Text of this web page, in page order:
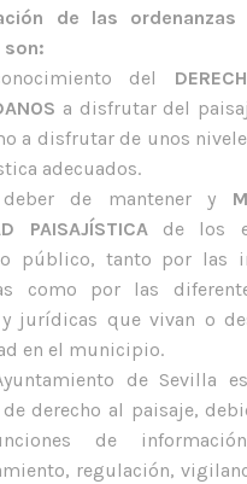
de las ordenanzas
son:
del
a disfrutar del
a disfrutar de unos
adecuados.
de mantener y
PAISAJÍSTICA de los
público, tanto por las
como por las
jurídicas que vivan o
en el municipio.
de Sevilla
derecho al paisaje,
de
regulación,